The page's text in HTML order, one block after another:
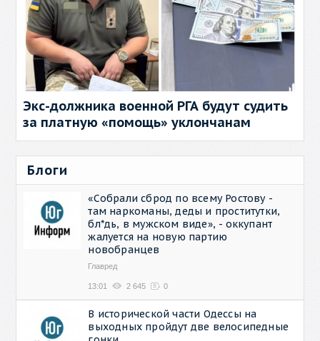
Экс-должника военной РГА будут судить
за платную «помощь» уклончанам
Блоги
«Собрали сброд по всему Ростову -
там наркоманы, деды и проститутки,
бл*дь, в мужском виде», - оккупант
жалуется на новую партию
новобранцев
Главред
13:01 2 645 0
В исторической части Одессы на
выходных пройдут две велосипедные